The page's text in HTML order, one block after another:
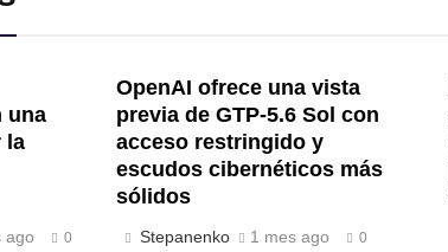
una
la
ago 0
OpenAI ofrece una vista
previa de GTP-5.6 Sol con
acceso restringido y
escudos cibernéticos más
sólidos
Stepanenko 1 mes ago 0